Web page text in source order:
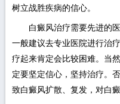
树立战胜疾病的信心。
白癜风治疗需要先进的医
一般建议去专业医院进行治
疗起来肯定会比较困难。当
定要坚定信心，坚持治疗。
致白癜风扩散、复发，对白